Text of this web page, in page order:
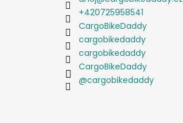
+420725958541
CargoBikeDaddy
cargobikedaddy
cargobikedaddy
CargoBikeDaddy
@cargobikedaddy